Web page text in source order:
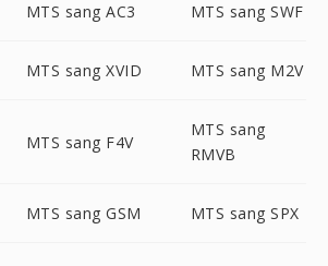
MTS sang AC3 MTS sang SWF
MTS sang XVID MTS sang M2V
MTS sang F4V
MTS sang
RMVB
MTS sang GSM MTS sang SPX